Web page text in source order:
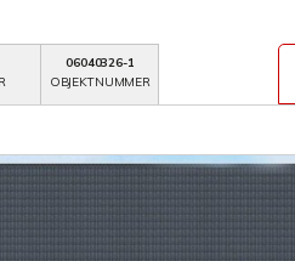
06040326-1
OBJEKTNUMMER